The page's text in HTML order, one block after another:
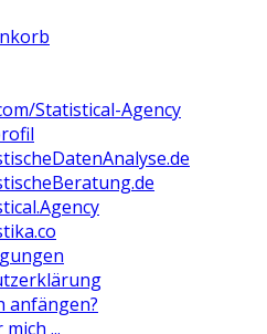
Statistical-Agency
anfängen?
...